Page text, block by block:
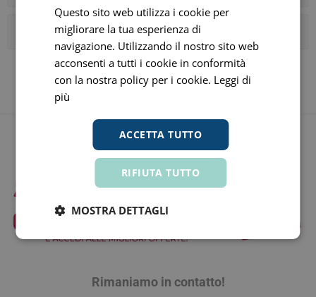
I tag più popolari
Rimaniamo in contatto!
Questo sito web utilizza i cookie per
migliorare la tua esperienza di
navigazione. Utilizzando il nostro sito web
acconsenti a tutti i cookie in conformità
con la nostra policy per i cookie. Leggi di
più
ACCETTA TUTTO
RIFIUTA TUTTO
MOSTRA DETTAGLI